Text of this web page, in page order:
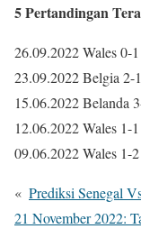
5 Pertandingan
26.09.2022 Wales 0-
23.09.2022 Belgia 2-
15.06.2022 Belanda
12.06.2022 Wales
09.06.2022 Wales 1-
« Prediksi Senegal
21 November 2022: